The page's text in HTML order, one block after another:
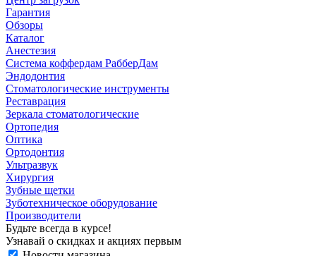
Гарантия
Обзоры
Каталог
Анестезия
Система коффердам РабберДам
Эндодонтия
Стоматологические инструменты
Реставрация
Зеркала стоматологические
Ортопедия
Оптика
Ортодонтия
Ультразвук
Хирургия
Зубные щетки
Зуботехническое оборудование
Производители
Будьте всегда в курсе!
Узнавай о скидках и акциях первым